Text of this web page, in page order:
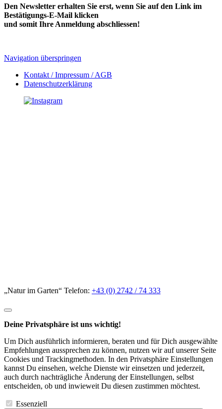
Den Newsletter erhalten Sie erst, wenn Sie auf den Link im
Bestätigungs-E-Mail klicken
und somit Ihre Anmeldung abschliessen!
Navigation überspringen
Kontakt / Impressum / AGB
Datenschutzerklärung
„Natur im Garten“ Telefon: +43 (0) 2742 / 74 333
Deine Privatsphäre ist uns wichtig!
Um Dich ausführlich informieren, beraten und für Dich ausgewählte
Empfehlungen aussprechen zu können, nutzen wir auf unserer Seite
Cookies und Trackingmethoden. In den Privatsphäre Einstellungen
kannst Du einsehen, welche Dienste wir einsetzen und jederzeit,
auch durch nachträgliche Änderung der Einstellungen, selbst
entscheiden, ob und inwieweit Du diesen zustimmen möchtest.
Essenziell